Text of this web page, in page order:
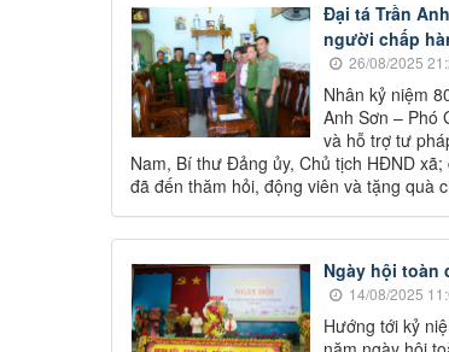
Đại tá Trần
người chấp
26/08/2025
Nhân kỷ niệm
Anh Sơn – Phó
và hỗ trợ tư
Nam, Bí thư Đảng ủy, Chủ tịch HĐND
đã đến thăm hỏi, động viên và tặng quà
Ngày hội toàn
14/08/2025
Hướng tới kỷ